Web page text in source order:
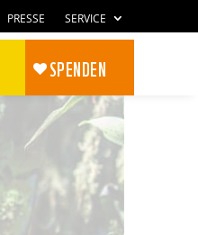
PRESSE SERVICE
SPENDEN